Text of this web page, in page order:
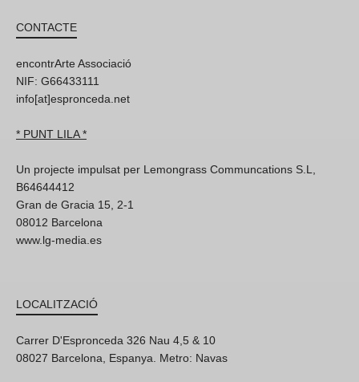
CONTACTE
encontrArte Associació
NIF: G66433111
info[at]espronceda.net
* PUNT LILA *
Un projecte impulsat per Lemongrass Communcations S.L,
B64644412
Gran de Gracia 15, 2-1
08012 Barcelona
www.lg-media.es
LOCALITZACIÓ
Carrer D'Espronceda 326 Nau 4,5 & 10
08027 Barcelona, Espanya. Metro: Navas